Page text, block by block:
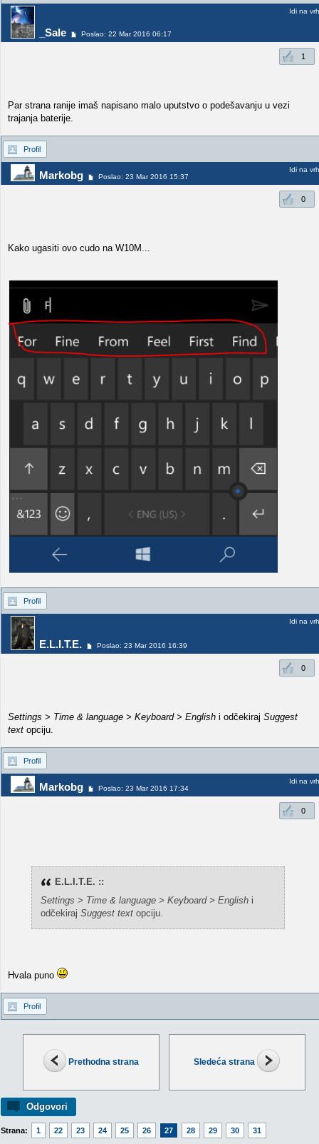
Prethodna strana Sledeća strana
Odgovori
Strana: 1 22 23 24 25 26 27 28 29 30 31
_Sale Poslao: 22 Mar 2016 06:17
Idi na vrh
1
Par strana ranije imaš napisano malo uputstvo o podešavanju u vezi
trajanja baterije.
Profil
Markobg Poslao: 23 Mar 2016 15:37
Idi na vrh
0
Kako ugasiti ovo cudo na W10M...
Profil
E.L.I.T.E. Poslao: 23 Mar 2016 16:39
Idi na vrh
0
Settings > Time & language > Keyboard > English i odčekiraj Suggest
text opciju.
Profil
Markobg Poslao: 23 Mar 2016 17:34
Idi na vrh
0
E.L.I.T.E. ::
Settings > Time & language > Keyboard > Englishi
odčekiraj Suggest textopciju.
Hvala puno
Profil